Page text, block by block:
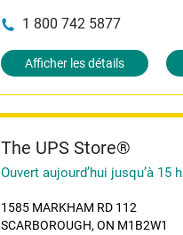
1 800 742 5877
Afficher les détails
The UPS Store®
Ouvert aujourd’hui jusqu’à 15 h
1585 MARKHAM RD 112
SCARBOROUGH, ON M1B2W1